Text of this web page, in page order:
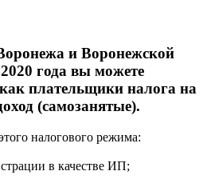
и Воронежской
года вы можете
как плательщики налога на
(самозанятые).
налогового режима:
в качестве ИП;